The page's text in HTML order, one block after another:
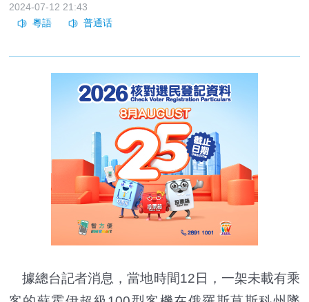
2024-07-12 21:43
據總台記者消息，當地時間12日，一架未載有乘